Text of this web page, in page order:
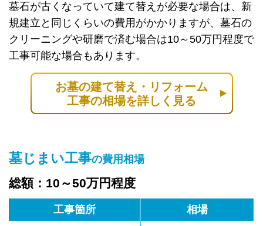
墓石が古くなっていて建て替えが必要な場合は、新
規建立と同じくらいの費用がかかりますが、墓石の
クリーニングや研磨で済む場合は10～50万円程度で
工事可能な場合もあります。
お墓の建て替え・リフォーム
工事の相場を詳しく見る
墓じまい工事の費用相場
総額：10～50万円程度
工事箇所
相場